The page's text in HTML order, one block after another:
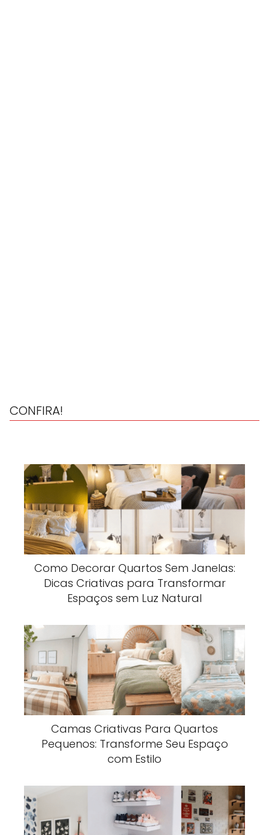
CONFIRA!
Como Decorar Quartos Sem Janelas:
Dicas Criativas para Transformar
Espaços sem Luz Natural
Camas Criativas Para Quartos
Pequenos: Transforme Seu Espaço
com Estilo